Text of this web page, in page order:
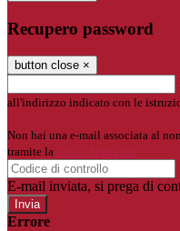
Recupero password
button close ×
all'indirizzo indicato con le
Non hai una e-mail associata al
tramite la
Login Spaggiari
E-mail inviata, si prega di
Errore